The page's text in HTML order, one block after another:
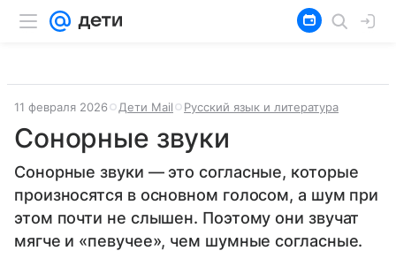
11 февраля 2026 Дети Mail Русский язык и литература
Сонорные звуки
Сонорные звуки — это согласные, которые
произносятся в основном голосом, а шум при
этом почти не слышен. Поэтому они звучат
мягче и «певучее», чем шумные согласные.